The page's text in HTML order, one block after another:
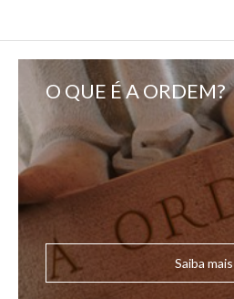
O QUE É A ORDEM?
Saiba mais